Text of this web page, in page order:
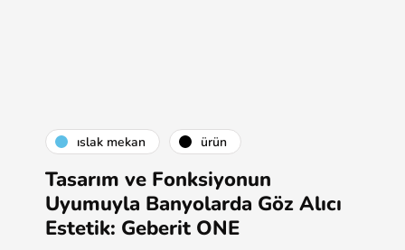
islak mekan ürün
Tasarım ve Fonksiyonun
Uyumuyla Banyolarda Göz Alıcı
Estetik: Geberit ONE